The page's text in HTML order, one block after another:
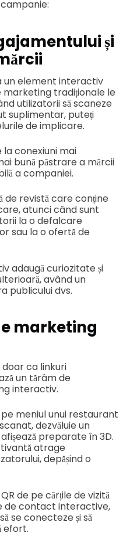
și
un element interactiv
tradiționale le
utilizatorii să scaneze
suplimentar, puteți
de implicare.
conexiuni mai
bună păstrare a mărcii
a companiei.
de revistă care conține
atunci când sunt
la o defalcare
sau la o ofertă de
adaugă curiozitate și
având un
publicului dvs.
marketing
doar ca linkuri
un tărâm de
interactiv.
meniul unui restaurant
dezvăluie un
preparate în 3D.
atrage
depășind o
de pe cărțile de vizită
de contact interactive,
se conecteze și să
efort.